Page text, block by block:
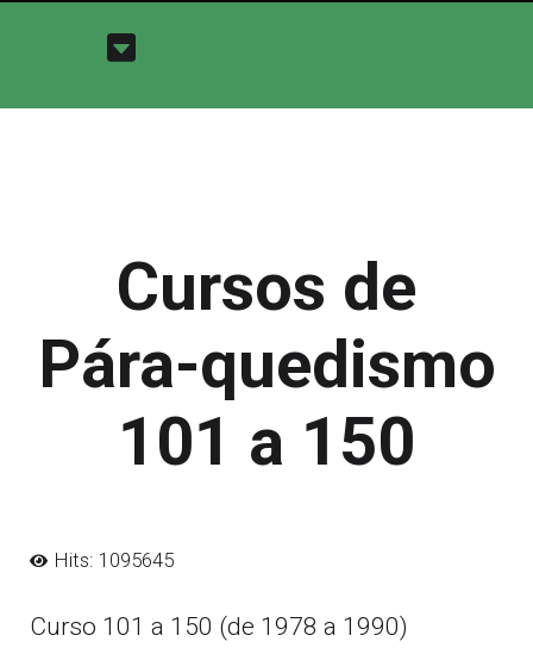
Cursos de
Pára-quedismo
101 a 150
Hits: 1095645
Curso 101 a 150 (de 1978 a 1990)